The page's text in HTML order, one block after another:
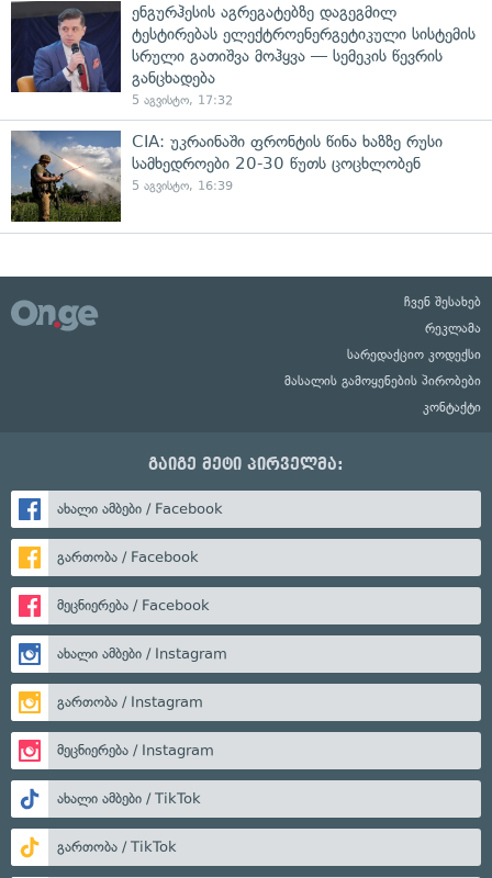
ენგურჰესის აგრეგატებზე დაგეგმილ
ტესტირებას ელექტროენერგეტიკული სისტემის
სრული გათიშვა მოჰყვა — სემეკის წევრის
განცხადება
5 აგვისტო, 17:32
CIA: უკრაინაში ფრონტის წინა ხაზზე რუსი
სამხედროები 20-30 წუთს ცოცხლობენ
5 აგვისტო, 16:39
ჩვენ შესახებ
რეკლამა
სარედაქციო კოდექსი
მასალის გამოყენების პირობები
კონტაქტი
გაიგე მეტი პირველმა:
ახალი ამბები / Facebook
გართობა / Facebook
მეცნიერება / Facebook
ახალი ამბები / Instagram
გართობა / Instagram
მეცნიერება / Instagram
ახალი ამბები / TikTok
გართობა / TikTok